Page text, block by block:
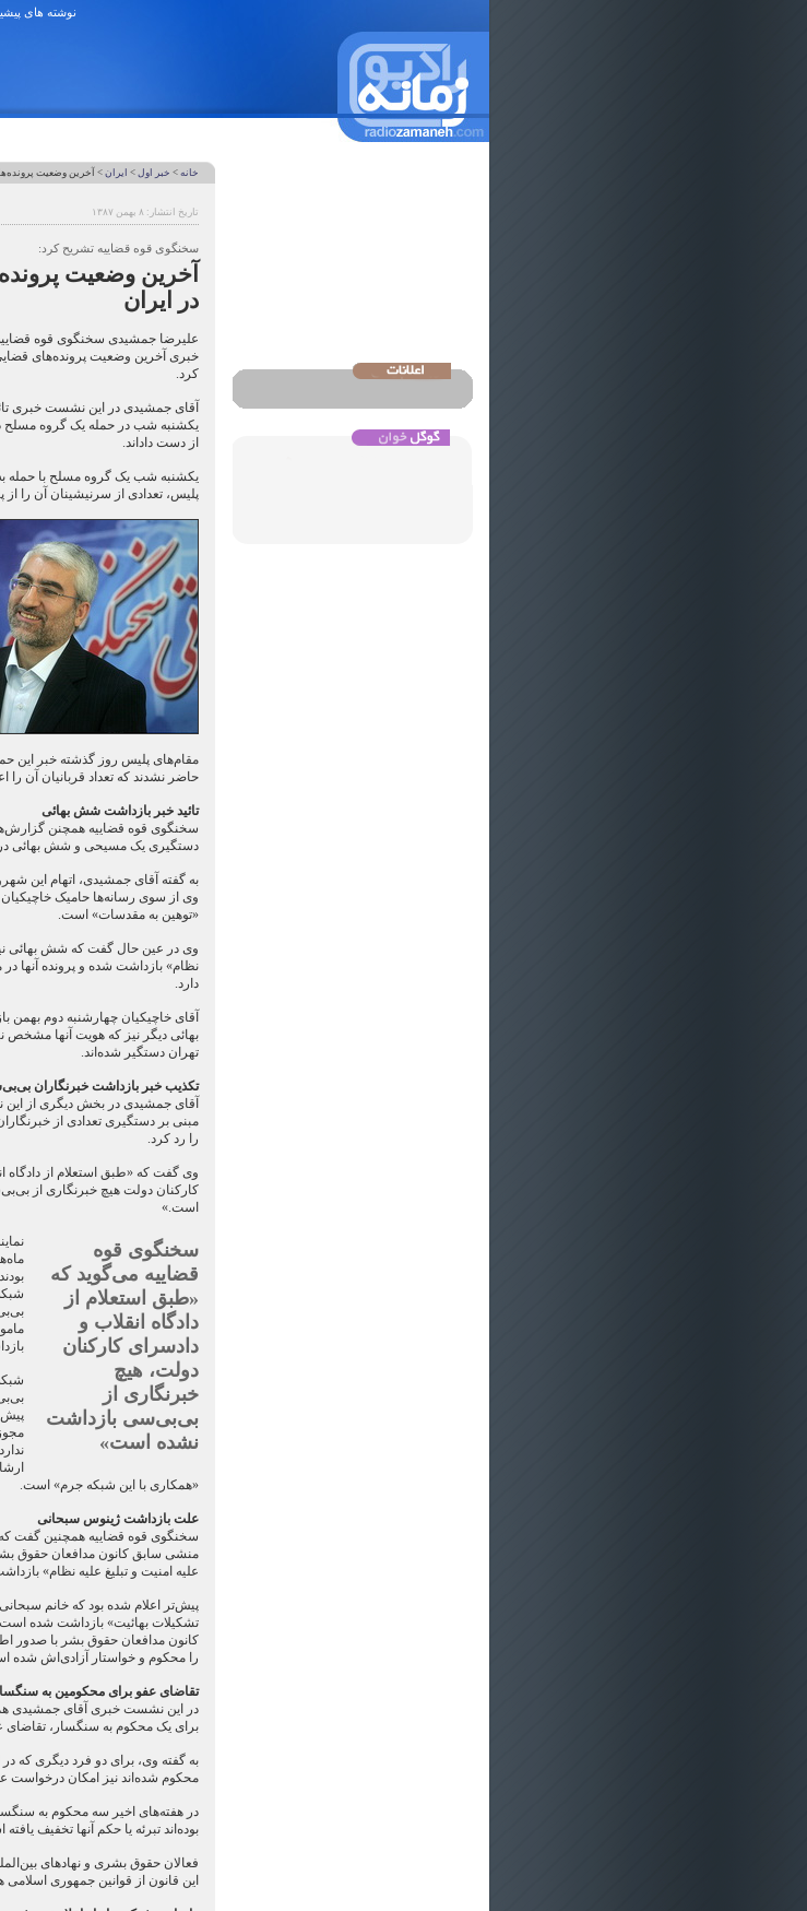
نوشته های
خانه > خبر اول > ایران > آخرین وضعیت
تاریخ انتشار: ۸ بهمن ۱۳۸۷
سخنگوی قوه قضاییه تشریح کرد:
آخرین وضعیت
در ایران
علیرضا جمشیدی سخنگوی قوه
خبری آخرین وضعیت پرونده‌های
کرد.
یکشنبه شب در حمله یک گروه مسلح
از دست داد‌اند.
یکشنبه شب یک گروه مسلح با حمله
پلیس، تعدادی از سرنیشینان آن را از
مقام‌های پلیس روز گذشته خبر این حمله
حاضر نشدند که تعداد قربانیان آن را
تائید خبر بازداشت شش بهائی
سخنگوی قوه قضاییه همچنن
دستگیری یک مسیحی و شش بهائی در
به گفته آقای جمشیدی، اتهام این
«توهین به مقدسات» است.
وی در عین حال گفت که شش بهائی نیز
نظام» بازداشت شده و پرونده آنها در
دارد.
آقای خاچیکیان چهارشنبه دوم
تهران دستگیر شده‌اند.
تکذیب خبر بازداشت خبرنگاران
آقای جمشیدی در بخش دیگری از
مبنی بر دستگیری تعدادی از
را رد کرد.
وی گفت که «طبق استعلام از دادگاه
کارکنان دولت هیچ خبرنگاری از
است.»
سخنگوی قوه
قضاییه می‌گوید که
«طبق استعلام از
دادگاه انقلاب و
دادسرای کارکنان
دولت، هیچ
خبرنگاری از
بی‌بی‌سی بازداشت
نشده است»
پیش
«همکاری با این شبکه جرم» است.
علت بازداشت ژینوس سبحانی
سخنگوی قوه قضاییه همچنین گفت
منشی سابق کانون مدافعان حقوق بشر
علیه امنیت و تبلیغ علیه نظام»
پیش‌تر اعلام شده بود که خانم سبحانی
تشکیلات بهائیت» بازداشت شده
کانون مدافعان حقوق بشر با صدور
را محکوم و خواستار آزادی‌اش شده
تقاضای عفو برای محکومین به
در این نشست خبری آقای جمشیدی
برای یک محکوم به سنگسار،
به گفته وی، برای دو فرد دیگری که
محکوم شده‌اند نیز امکان درخواست
در هفته‌های اخیر سه محکوم به
بوده‌اند تبرئه یا حکم آنها تخفیف
فعالان حقوق بشری و نهاد‌های
این قانون از قوانین جمهوری اسلامی